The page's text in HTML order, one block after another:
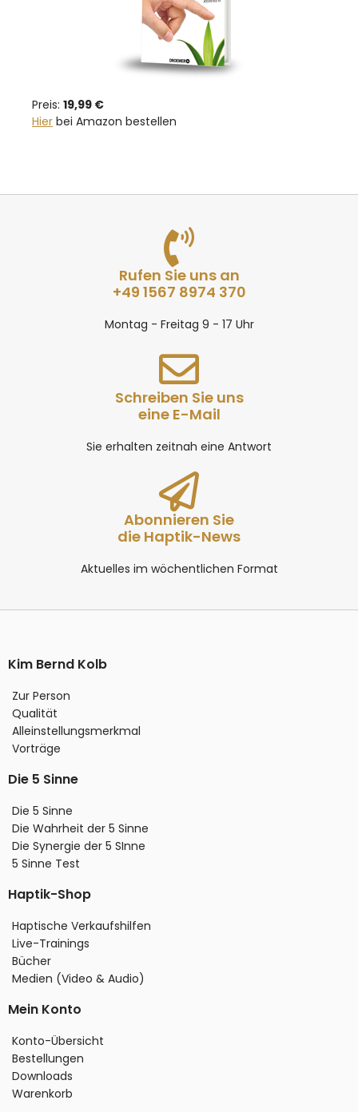
Preis: 19,99 €
Hier bei Amazon bestellen
Rufen Sie uns an
+49 1567 8974 370
Montag - Freitag 9 - 17 Uhr
Schreiben Sie uns
eine E-Mail
Sie erhalten zeitnah eine Antwort
Abonnieren Sie
die Haptik-News
Aktuelles im wöchentlichen Format
Kim Bernd Kolb
Zur Person
Qualität
Alleinstellungsmerkmal
Vorträge
Die 5 Sinne
Die 5 Sinne
Die Wahrheit der 5 Sinne
Die Synergie der 5 SInne
5 Sinne Test
Haptik-Shop
Haptische Verkaufshilfen
Live-Trainings
Bücher
Medien (Video & Audio)
Mein Konto
Konto-Übersicht
Bestellungen
Downloads
Warenkorb